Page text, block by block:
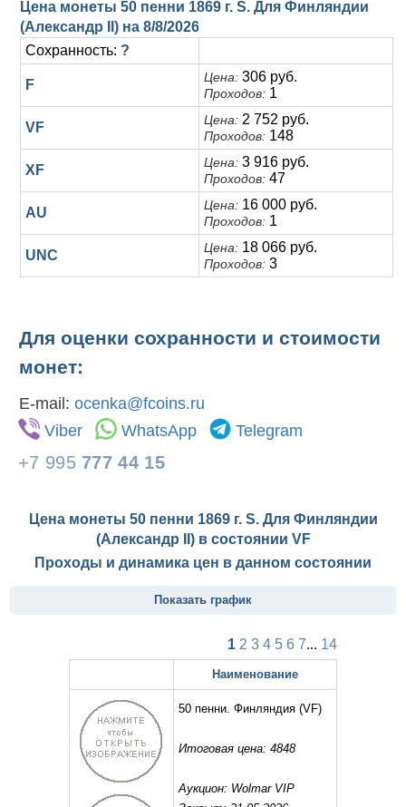
Цена монеты 50 пенни 1869 г. S. Для Финляндии
(Александр II) на 8/8/2026
Сохранность: ?
F Цена: 306 руб.
Проходов: 1
VF Цена: 2 752 руб.
Проходов: 148
XF Цена: 3 916 руб.
Проходов: 47
AU Цена: 16 000 руб.
Проходов: 1
UNC Цена: 18 066 руб.
Проходов: 3
Для оценки сохранности и стоимости
монет:
E-mail: ocenka@fcoins.ru
Viber
WhatsApp Telegram
+7 995 777 44 15
Цена монеты 50 пенни 1869 г. S. Для Финляндии
(Александр II) в состоянии VF
Проходы и динамика цен в данном состоянии
Показать график
1 2 3 4 5 6 7... 14
Наименование
50 пенни. Финляндия (VF)
Итоговая цена: 4848
Аукцион: Wolmar VIP